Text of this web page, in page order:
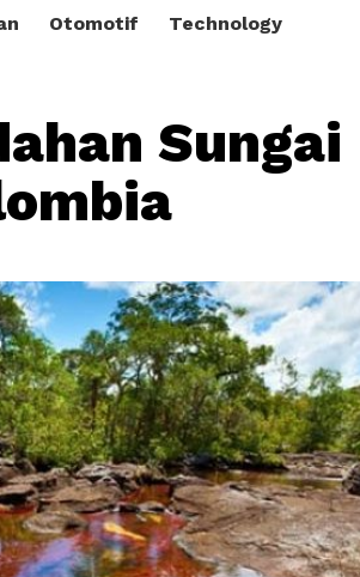
Otomotif Technology
Sungai